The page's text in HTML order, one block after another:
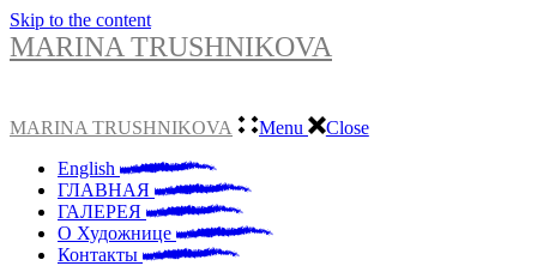
Skip to the content
MARINA TRUSHNIKOVA
MARINA TRUSHNIKOVA Menu
Close
English
ГЛАВНАЯ
ГАЛЕРЕЯ
О Художнице
Контакты